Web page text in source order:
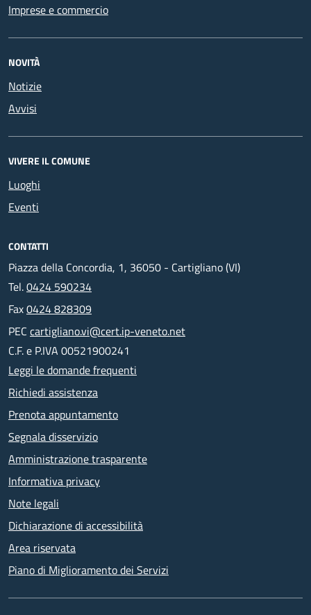
Imprese e commercio
NOVITÀ
Notizie
Avvisi
VIVERE IL COMUNE
Luoghi
Eventi
CONTATTI
Piazza della Concordia, 1, 36050 - Cartigliano (VI)
Tel.0424 590234
Fax0424 828309
PEC cartigliano.vi@cert.ip-veneto.net
C.F. e P.IVA 00521900241
Leggi le domande frequenti
Richiedi assistenza
Prenota appuntamento
Segnala disservizio
Amministrazione trasparente
Informativa privacy
Note legali
Dichiarazione di accessibilità
Area riservata
Piano di Miglioramento dei Servizi